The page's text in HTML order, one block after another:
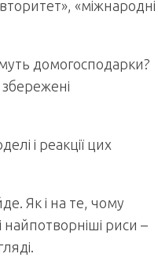
«міжнародні
домогосподарки?
і реакції цих
Як і на те, чому
найпотворніші риси –